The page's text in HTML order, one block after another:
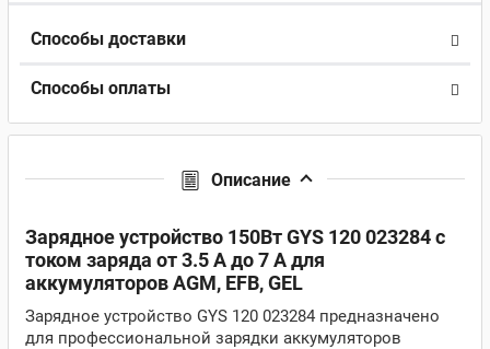
Способы доставки
Способы оплаты
Описание
Зарядное устройство 150Вт GYS 120 023284 с
током заряда от 3.5 А до 7 А для
аккумуляторов AGM, EFB, GEL
Зарядное устройство GYS 120 023284 предназначено
для профессиональной зарядки аккумуляторов